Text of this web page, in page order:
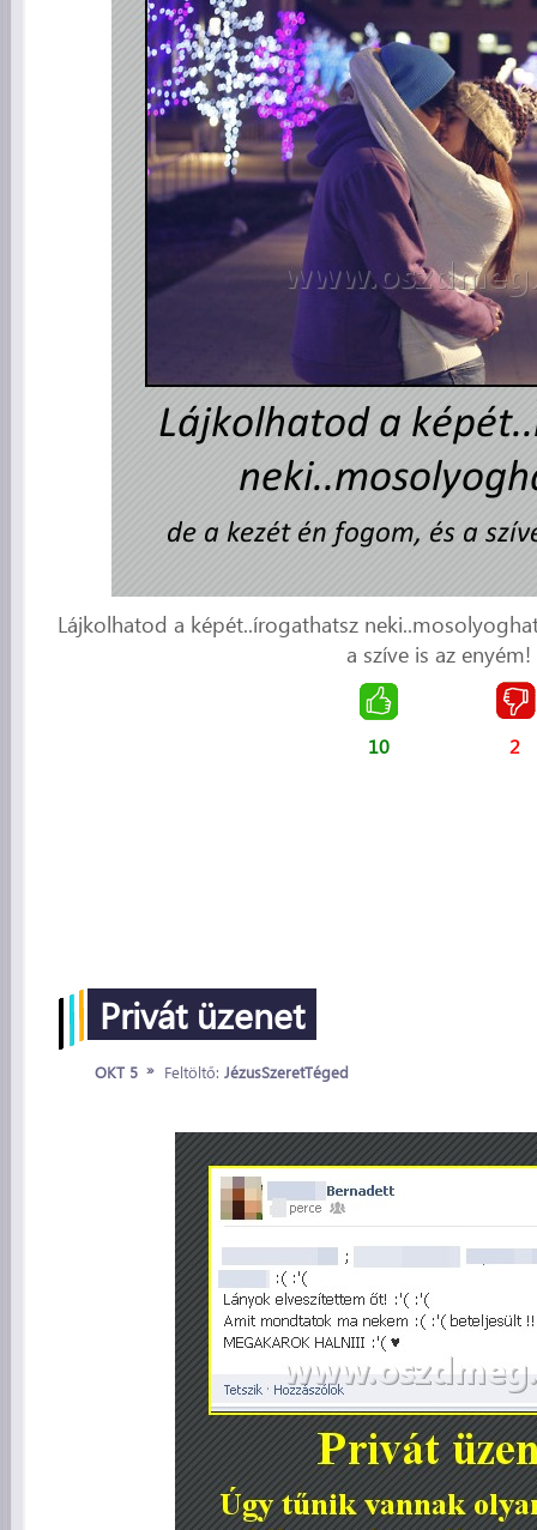
Lájkolhatod a képét..írogathatsz
a szíve is az enyém!
10 2
Privát üzenet
OKT 5 » Feltöltő: JézusSzeretTéged